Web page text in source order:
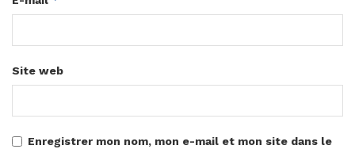
Site web
Enregistrer mon nom, mon e-mail et mon site dans le